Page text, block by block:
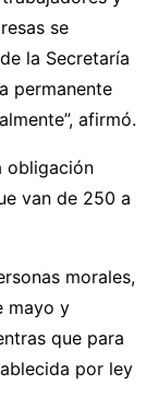
se
la Secretaría
permanente
afirmó.
obligación
van de 250 a
morales,
mayo y
que para
por ley